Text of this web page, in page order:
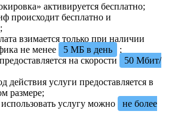
активируется бесплатно;
происходит бесплатно и
взимается только при наличии
не менее
5 МБ в день
;
на скорости
50 Мбит/
действия услуги предоставляется в
размере;
услугу можно
не более